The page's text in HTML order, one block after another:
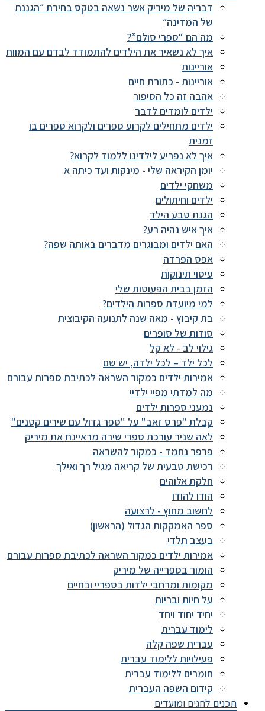
דבריה של מיריק אשר נשאה בטקס בחירת ״הגננת
של המדינה״
מה הם “ספרי סולם”?
איך לא נשאיר את הילדים להתמודד לבדם עם המוות
אוריינות
אוריינות - כתורת חיים
אהבה זה כל הסיפור
ילדים לומדים לדבר
ילדים מתחילים לקרוע ספרים ולקרוא ספרים בו
זמנית
איך לא נפריע לילדינו ללמוד לקרוא?
יומן הקיראה שלי - מינקות ועד כיתה א
משחקי ילדים
ילדים וחיתולים
הגנת טבע הילד
איך איש נהיה רע?
האם ילדים ומבוגרים מדברים באותה שפה?
אפס הפרדה
עיסוי תינוקות
הזמן בבית הפעוטות שלי
למי מיועדת ספרות הילדים?
בת קיבוץ - מאה שנה לתנועה הקיבוצית
סודות של סופרים
גילוי לב - לא קל
לכל ילד – לכל ילדה, יש שם
אמירות ילדים כמקור השראה לכתיבת ספרות עבורם
מה למדתי מפיי ילדיי
נמעני ספרות ילדים
קבלת "פרס זאב" על "ספר גדול עם שירים קטנים"
לאה שניר עורכת ספרי שירה מראיינת את מיריק
פרפר נחמד - כמקור להשראה
רכישת טבעית של קריאה מגיל רך ואילך
חלקת אלוהים
הודו להודו
לחשוב מחוץ - לרצועה
ספר האמקקות הגדול (הראשון)
בעצב תלדי
אמירות ילדים כמקור השראה לכתיבת ספרות עבורם
הומור בספרייה של מיריק
מקומות ומרחבי ילדות בספריי ובחיים
על חיות ובריות
יחיד יחוד ויחד
לימוד עברית
עברית שפה קלה
פעילויות ללימוד עברית
חומרים ללימוד עברית
קידום השפה העברית
תכנים לחגים ומועדים